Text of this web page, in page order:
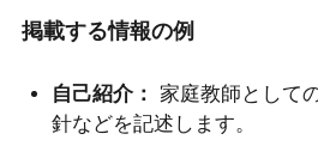
掲載する情報の例
自己紹介：
家庭教師として
針などを記述します。